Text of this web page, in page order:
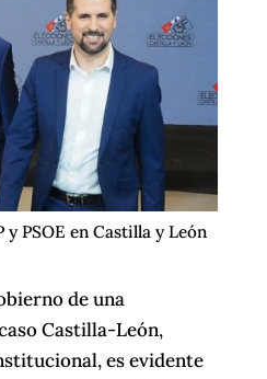
y PSOE en Castilla y León
de una
Castilla-León,
es evidente